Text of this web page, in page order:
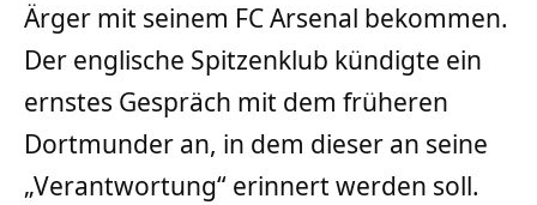
Ärger mit seinem FC Arsenal bekommen.
Der englische Spitzenklub kündigte ein
ernstes Gespräch mit dem früheren
Dortmunder an, in dem dieser an seine
„Verantwortung“ erinnert werden soll.